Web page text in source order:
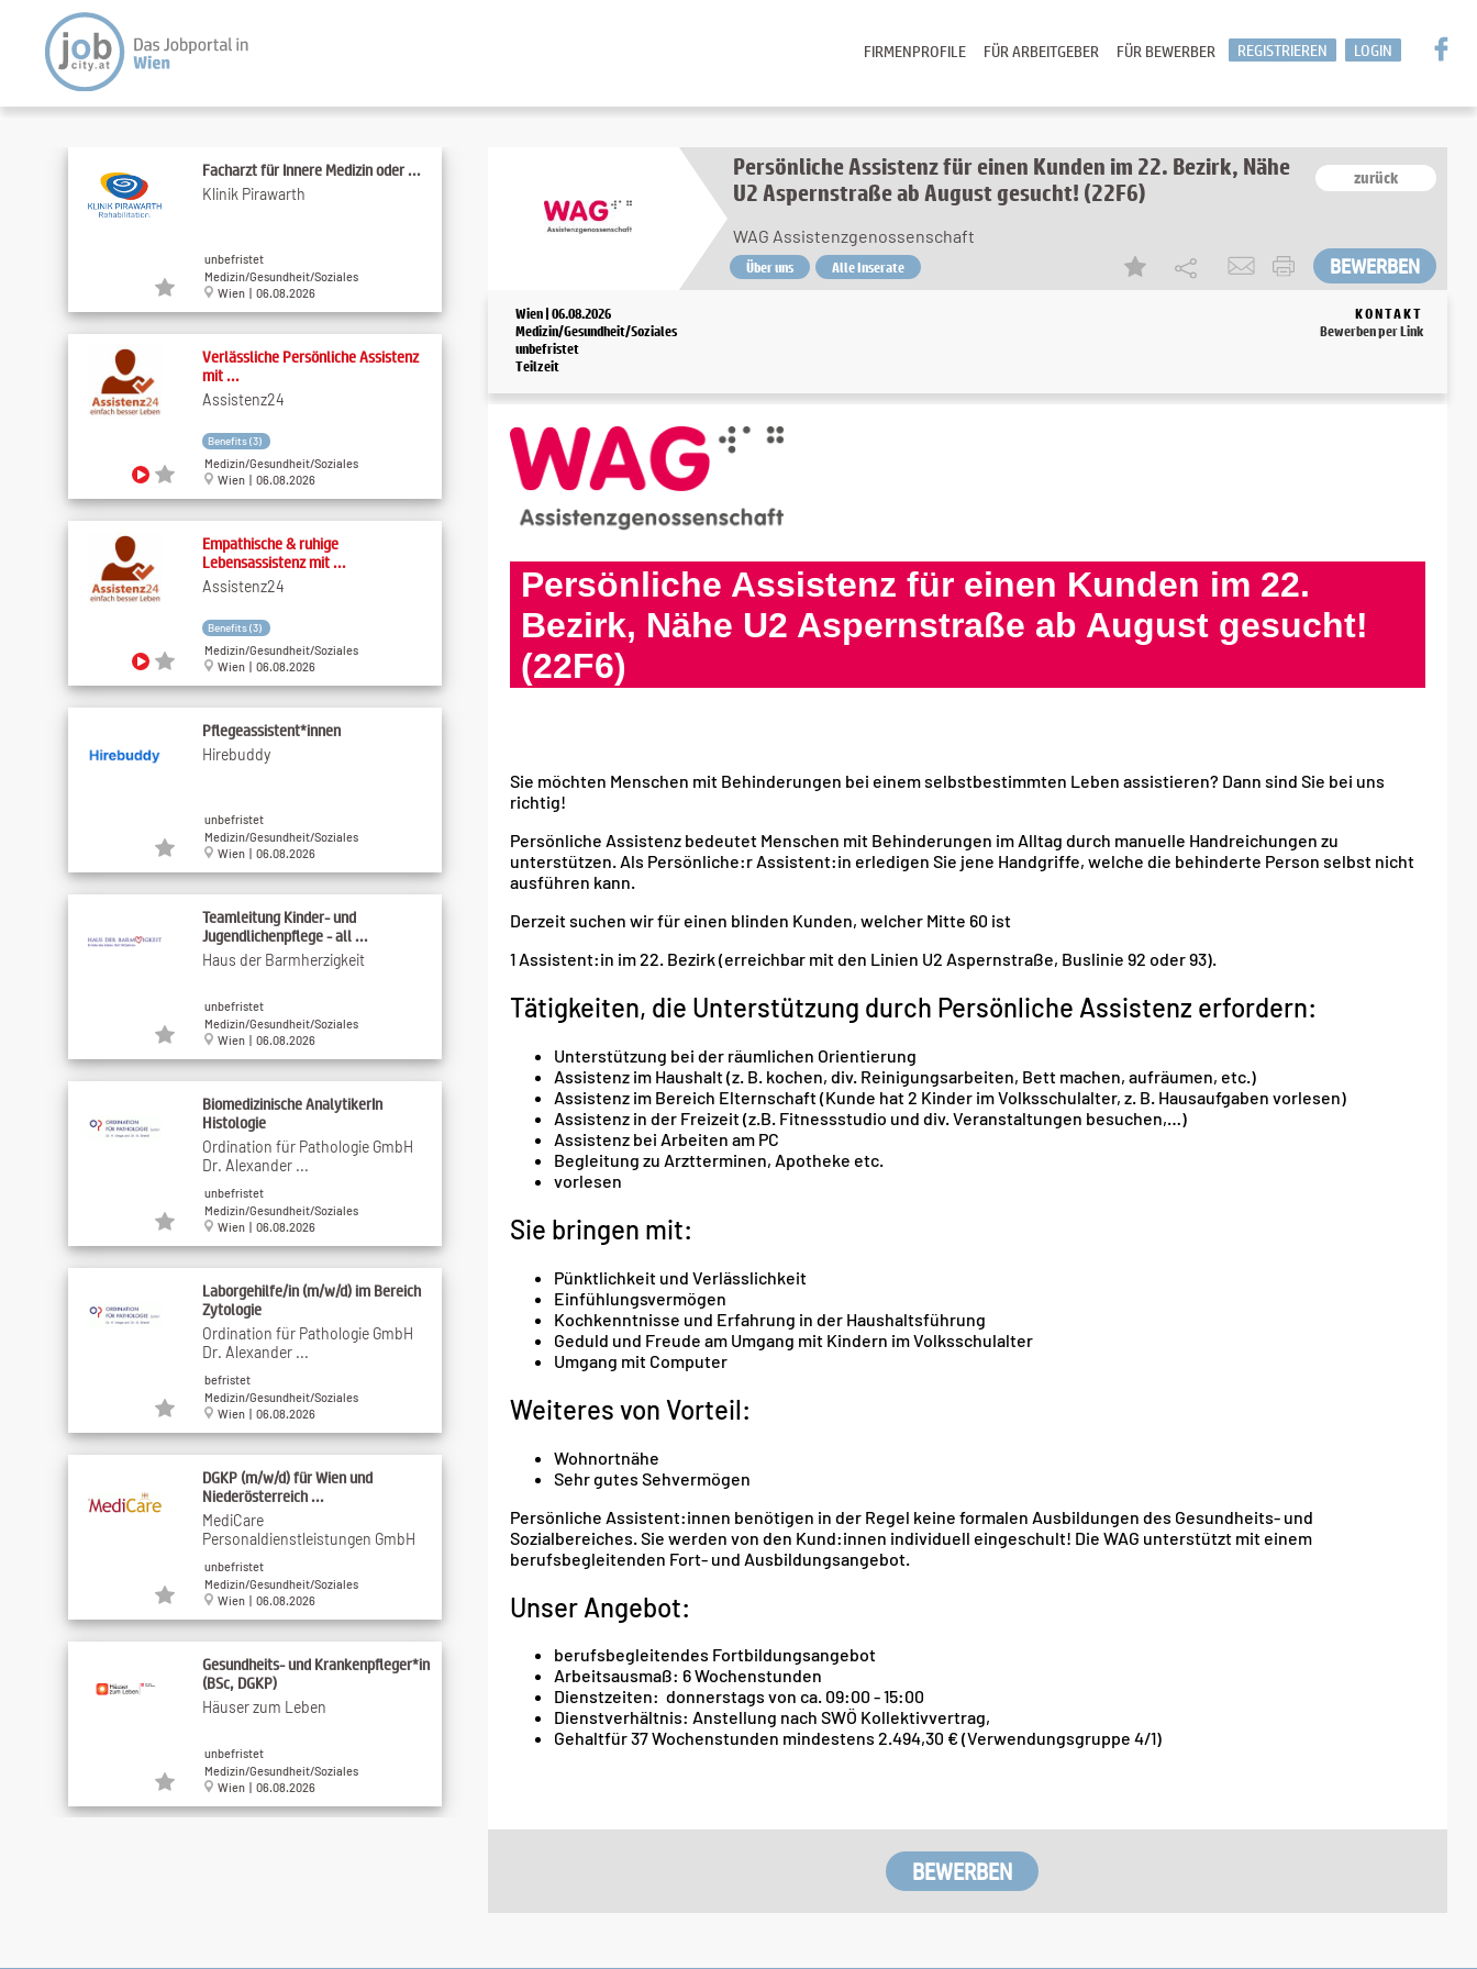
LOGIN
REGISTRIEREN
FÜR BEWERBER
FÜR ARBEITGEBER
FIRMENPROFILE
Persönliche Assistenz für einen Kunden im 22. Bezirk, Nähe
U2 Aspernstraße ab August gesucht! (22F6)
zurück
WAG Assistenzgenossenschaft
Über uns Alle Inserate
Wien | 06.08.2026
Medizin/Gesundheit/Soziales
unbefristet
Teilzeit
KONTAKT
Bewerben per Link
Persönliche Assistenz für einen Kunden im 22.
Bezirk, Nähe U2 Aspernstraße ab August gesucht!
(22F6)
Sie möchten Menschen mit Behinderungen bei einem selbstbestimmten Leben assistieren? Dann sind Sie bei uns
richtig!
Persönliche Assistenz bedeutet Menschen mit Behinderungen im Alltag durch manuelle Handreichungen zu
unterstützen. Als Persönliche:r Assistent:in erledigen Sie jene Handgriffe, welche die behinderte Person selbst nicht
ausführen kann.
Derzeit suchen wir für einen blinden Kunden, welcher Mitte 60 ist
1 Assistent:in im 22. Bezirk (erreichbar mit den Linien U2 Aspernstraße, Buslinie 92 oder 93).
Tätigkeiten, die Unterstützung durch Persönliche Assistenz erfordern:
Unterstützung bei der räumlichen Orientierung
Assistenz im Haushalt (z. B. kochen, div. Reinigungsarbeiten, Bett machen, aufräumen, etc.)
Assistenz im Bereich Elternschaft (Kunde hat 2 Kinder im Volksschulalter, z. B. Hausaufgaben vorlesen)
Assistenz in der Freizeit (z.B. Fitnessstudio und div. Veranstaltungen besuchen,…)
Assistenz bei Arbeiten am PC
Begleitung zu Arztterminen, Apotheke etc.
vorlesen
Sie bringen mit:
Pünktlichkeit und Verlässlichkeit
Einfühlungsvermögen
Kochkenntnisse und Erfahrung in der Haushaltsführung
Geduld und Freude am Umgang mit Kindern im Volksschulalter
Umgang mit Computer
Weiteres von Vorteil:
Wohnortnähe
Sehr gutes Sehvermögen
Persönliche Assistent:innen benötigen in der Regel keine formalen Ausbildungen des Gesundheits- und
Sozialbereiches. Sie werden von den Kund:innen individuell eingeschult! Die WAG unterstützt mit einem
berufsbegleitenden Fort- und Ausbildungsangebot.
Unser Angebot:
berufsbegleitendes Fortbildungsangebot
Arbeitsausmaß: 6 Wochenstunden
Dienstzeiten: donnerstags von ca. 09:00 - 15:00
Dienstverhältnis: Anstellung nach SWÖ Kollektivvertrag,
Gehaltfür 37 Wochenstunden mindestens 2.494,30 € (Verwendungsgruppe 4/1)
Facharzt für Innere Medizin oder ...
Klinik Pirawarth
unbefristet
Medizin/Gesundheit/Soziales
Wien | 06.08.2026
Verlässliche Persönliche Assistenz
mit ...
Assistenz24
Benefits (3)
Medizin/Gesundheit/Soziales
Wien | 06.08.2026
Empathische & ruhige
Lebensassistenz mit ...
Assistenz24
Benefits (3)
Medizin/Gesundheit/Soziales
Wien | 06.08.2026
Pflegeassistent*innen
Hirebuddy
unbefristet
Medizin/Gesundheit/Soziales
Wien | 06.08.2026
Teamleitung Kinder- und
Jugendlichenpflege - all ...
Haus der Barmherzigkeit
unbefristet
Medizin/Gesundheit/Soziales
Wien | 06.08.2026
Biomedizinische AnalytikerIn
Histologie
Ordination für Pathologie GmbH
Dr. Alexander ...
unbefristet
Medizin/Gesundheit/Soziales
Wien | 06.08.2026
Laborgehilfe/in (m/w/d) im Bereich
Zytologie
Ordination für Pathologie GmbH
Dr. Alexander ...
befristet
Medizin/Gesundheit/Soziales
Wien | 06.08.2026
DGKP (m/w/d) für Wien und
Niederösterreich ...
MediCare
Personaldienstleistungen GmbH
unbefristet
Medizin/Gesundheit/Soziales
Wien | 06.08.2026
Gesundheits- und Krankenpfleger*in
(BSc, DGKP)
Häuser zum Leben
unbefristet
Medizin/Gesundheit/Soziales
Wien | 06.08.2026